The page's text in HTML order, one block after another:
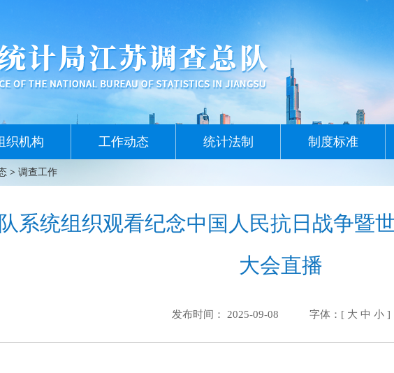
织机构 工作动态 统计法制 制度标准
> 调查工作
系统组织观看纪念中国人民抗日战争暨
大会直播
发布时间： 2025-09-08 字体：[ 大 中 小]